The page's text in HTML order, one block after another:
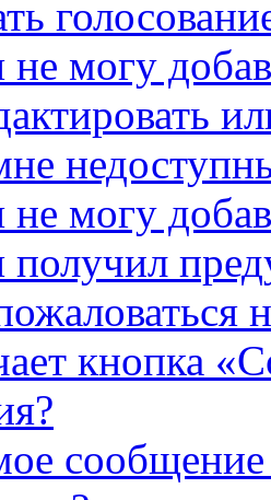
могу
могу
кнопка
сообщение